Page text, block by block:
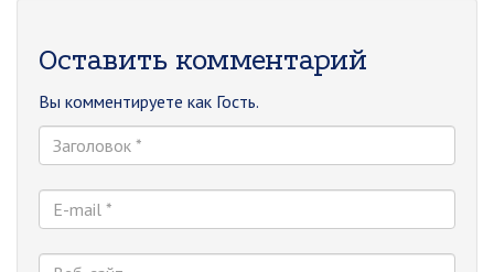
Оставить комментарий
Вы комментируете как Гость.